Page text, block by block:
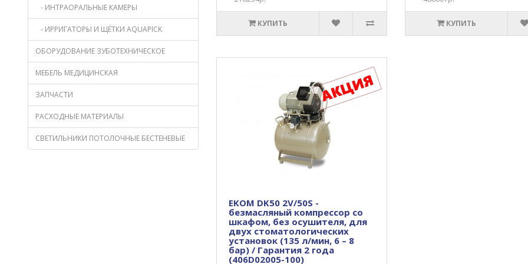
- ИНТРАОРАЛЬНЫЕ КАМЕРЫ
- ИРРИГАТОРЫ И ЩЁТКИ AQUAPICK
ОБОРУДОВАНИЕ ЗУБОТЕХНИЧЕСКОЕ
МЕБЕЛЬ МЕДИЦИНСКАЯ
ЗАПЧАСТИ
РАСХОДНЫЕ МАТЕРИАЛЫ
СВЕТИЛЬНИКИ ПОТОЛОЧНЫЕ БЕСТЕНЕВЫЕ
КУПИТЬ КУПИТЬ
EKOM DK50 2V/50S -
безмасляный компрессор со
шкафом, без осушителя, для
двух стоматологических
установок (135 л/мин, 6 – 8
бар) / Гарантия 2 года
(406D02005-100)